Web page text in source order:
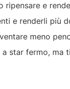
ripensare e
e renderli più
meno
a star fermo,